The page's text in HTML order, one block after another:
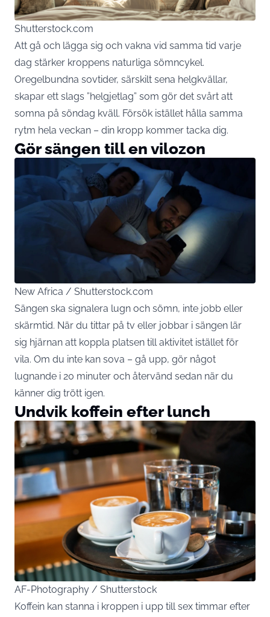
Shutterstock.com
Att gå och lägga sig och vakna vid samma tid varje
dag stärker kroppens naturliga sömncykel.
Oregelbundna sovtider, särskilt sena helgkvällar,
skapar ett slags ”helgjetlag” som gör det svårt att
somna på söndag kväll. Försök istället hålla samma
rytm hela veckan – din kropp kommer tacka dig.
Gör sängen till en vilozon
New Africa / Shutterstock.com
Sängen ska signalera lugn och sömn, inte jobb eller
skärmtid. När du tittar på tv eller jobbar i sängen lär
sig hjärnan att koppla platsen till aktivitet istället för
vila. Om du inte kan sova – gå upp, gör något
lugnande i 20 minuter och återvänd sedan när du
känner dig trött igen.
Undvik koffein efter lunch
AF-Photography / Shutterstock
Koffein kan stanna i kroppen i upp till sex timmar efter